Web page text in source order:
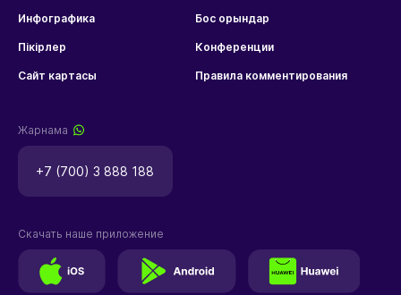
Инфографика Бос орындар
Пікірлер Конференции
Сайт картасы Правила комментирования
Жарнама
+7 (700) 3 888 188
Скачать наше приложение